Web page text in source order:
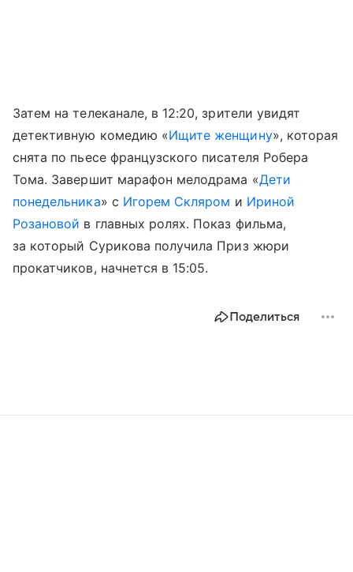
Затем на телеканале, в 12:20, зрители увидят
детективную комедию «Ищите женщину», которая
снята по пьесе французского писателя Робера
Тома. Завершит марафон мелодрама «Дети
понедельника» с Игорем Скляром и Ириной
Розановой в главных ролях. Показ фильма,
за который Сурикова получила Приз жюри
прокатчиков, начнется в 15:05.
Поделиться